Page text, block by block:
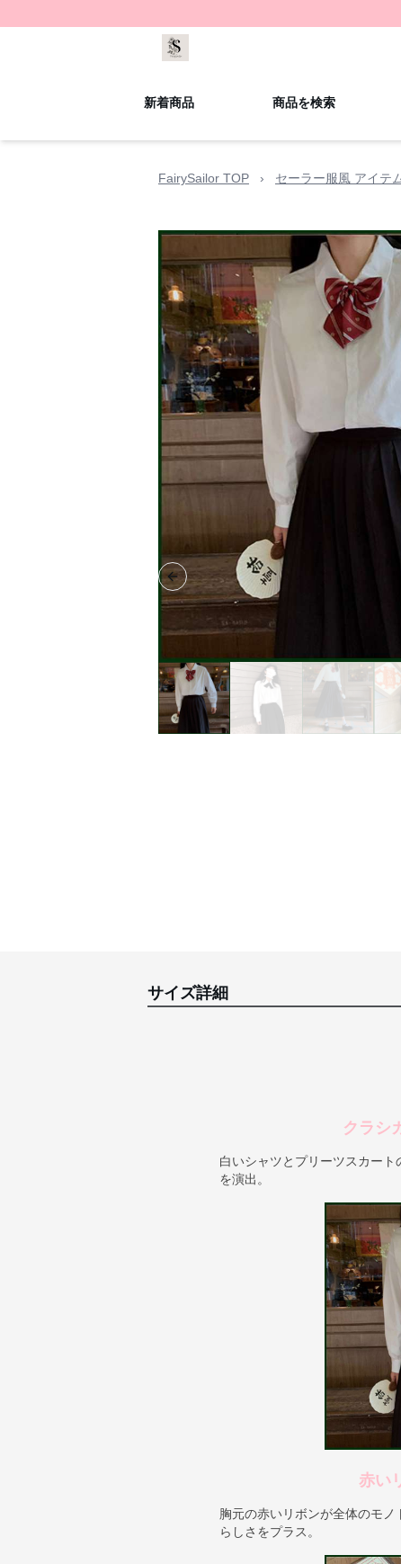
新着商品 商品を検索
FairySailor TOP › セーラー服風 アイテ
Previous slide
サイズ詳細
クラシ
白いシャツとプリーツスカー
を演出。
赤い
胸元の赤いリボンが全体のモ
らしさをプラス。